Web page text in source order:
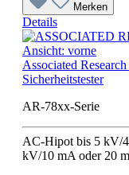
Merken
Details
Associated
Sicherheitstester
AR-78xx-Serie
AC-Hipot bis 5 kV/
kV/10 mA oder 20